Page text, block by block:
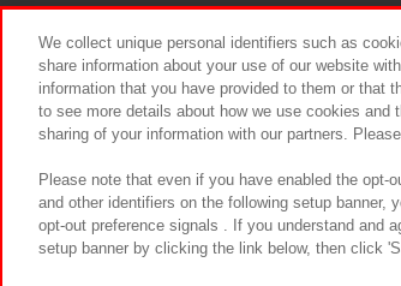
We collect unique personal identifiers such as
share information about your use of our website
information that you have provided to them or that
to see more details about how we use cookies
sharing of your information with our partners.
Please note that even if you have enabled the
and other identifiers on the following setup banner,
opt-out preference signals . If you understand and
setup banner by clicking the link below, then click